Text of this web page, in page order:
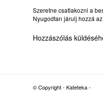
Szeretne csatlakozni a
Nyugodtan járulj hozzá
Hozzászólás
© Copyright - Kateteka -